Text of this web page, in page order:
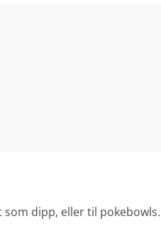
dipp, eller til pokebowls.